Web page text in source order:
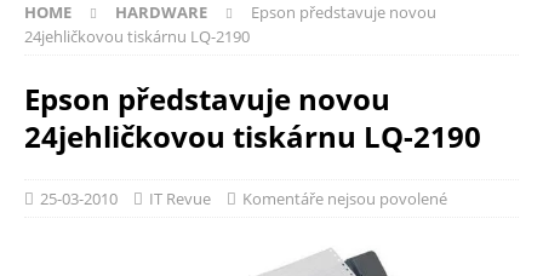
HOME HARDWARE
Epson představuje novou
24jehličkovou tiskárnu LQ-2190
Epson představuje novou
24jehličkovou tiskárnu LQ-2190
25-03-2010 IT Revue Komentáře nejsou povolené